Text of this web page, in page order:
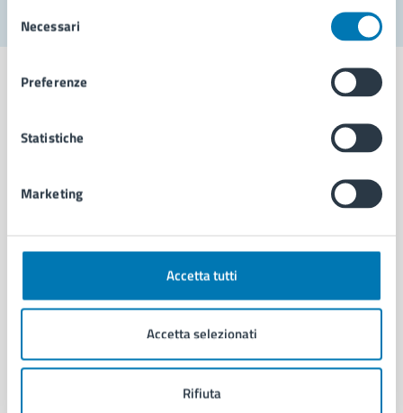
delNecessari
Preferenze
Statistiche
Marketing
Accetta tutti
Accetta selezionati
Rifiuta
Comune di Napoli
AMMINISTRAZIONE
Organi di governo
Enti e fondazioni
Personale amministrativo
Intranet, posta aziendale e protocollo